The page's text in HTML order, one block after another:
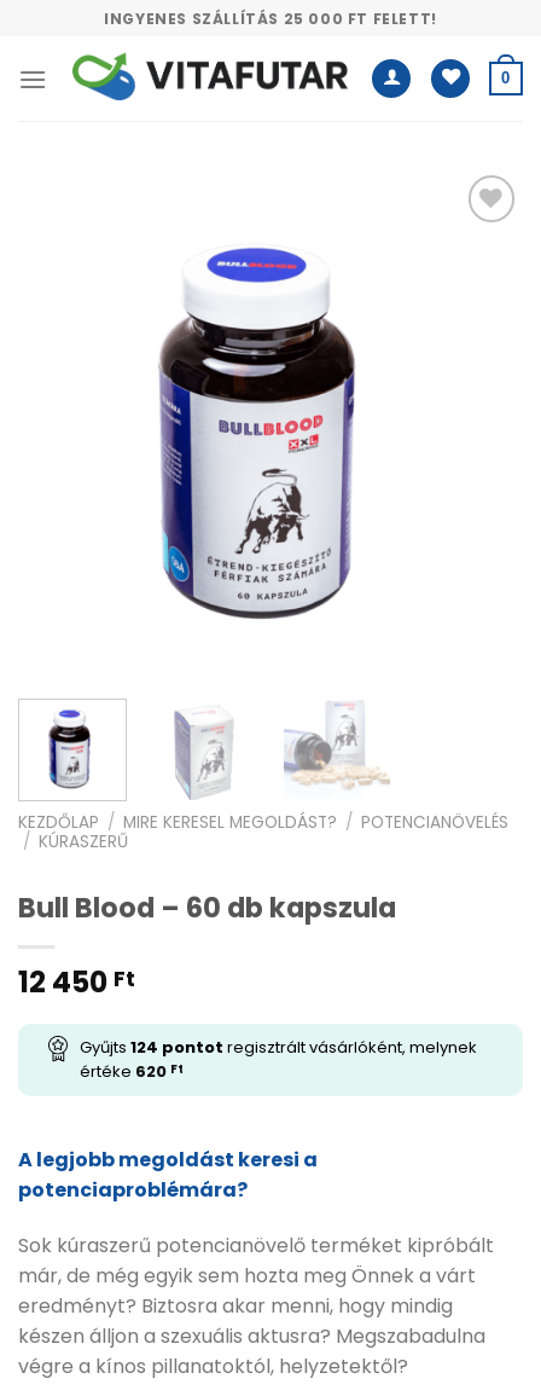
content
INGYENES SZÁLLÍTÁS 25 000 FT FELETT!
0
KEZDŐLAP / MIRE KERESEL MEGOLDÁST? / POTENCIANÖVELÉS
/ KÚRASZERŰ
Bull Blood – 60 db kapszula
12 450 Ft
Gyűjts 124 pontot regisztrált vásárlóként, melynek
értéke 620 Ft
A legjobb megoldást keresi a
potenciaproblémára?
Sok kúraszerű potencianövelő terméket kipróbált
már, de még egyik sem hozta meg Önnek a várt
eredményt? Biztosra akar menni, hogy mindig
készen álljon a szexuális aktusra? Megszabadulna
végre a kínos pillanatoktól, helyzetektől?